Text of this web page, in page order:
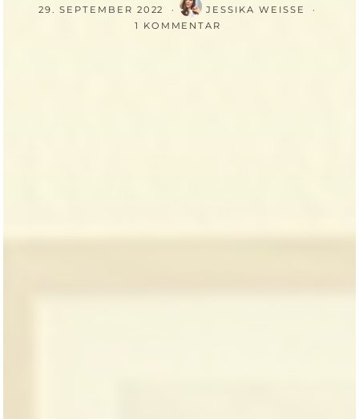
29. SEPTEMBER 2022
JESSIKA WEISSE
1 KOMMENTAR